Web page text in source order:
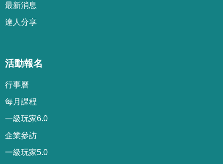
最新消息
達人分享
活動報名
行事曆
每月課程
一級玩家6.0
企業參訪
一級玩家5.0